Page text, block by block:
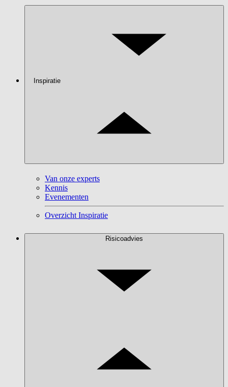
Inspiratie
Van onze experts
Kennis
Evenementen
Overzicht Inspiratie
Risicoadvies